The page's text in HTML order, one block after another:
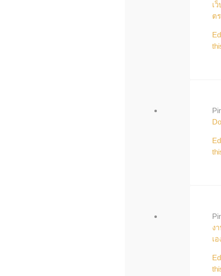
เ
ต
ง
เอ